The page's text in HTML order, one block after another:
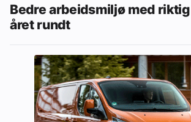
Bedre arbeidsmiljø med
året rundt